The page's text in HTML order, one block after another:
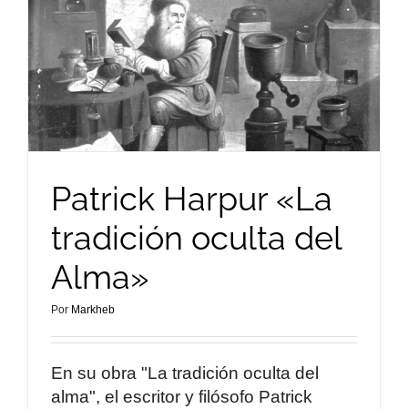
Patrick Harpur «La
tradición oculta del
Alma»
Por Markheb
En su obra "La tradición oculta del
alma", el escritor y filósofo Patrick